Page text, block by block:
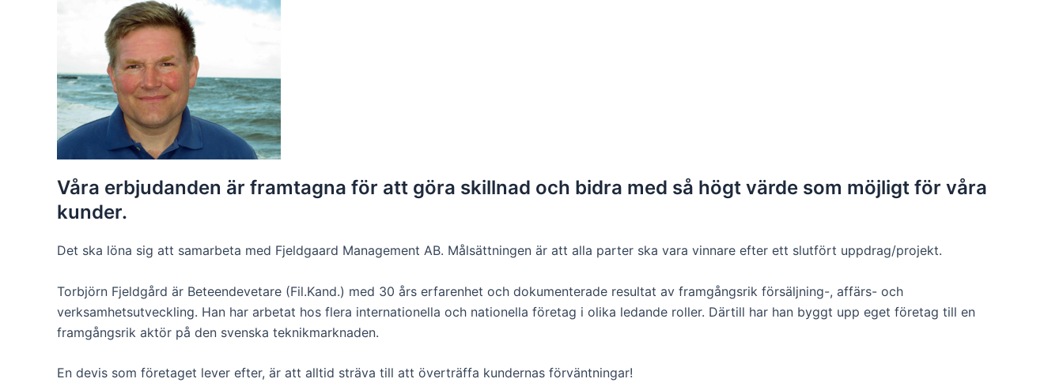
Våra erbjudanden är framtagna för att göra skillnad och bidra med så högt värde som möjligt för våra
kunder.
Det ska löna sig att samarbeta med Fjeldgaard Management AB. Målsättningen är att alla parter ska vara vinnare efter ett slutfört uppdrag/projekt.
Torbjörn Fjeldgård är Beteendevetare (Fil.Kand.) med 30 års erfarenhet och dokumenterade resultat av framgångsrik försäljning-, affärs- och
verksamhetsutveckling. Han har arbetat hos flera internationella och nationella företag i olika ledande roller. Därtill har han byggt upp eget företag till en
framgångsrik aktör på den svenska teknikmarknaden.
En devis som företaget lever efter, är att alltid sträva till att överträffa kundernas förväntningar!